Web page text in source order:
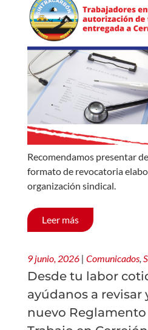
Recomendamos presentar
formato de revocatoria
organización sindical.
Leer más
9 junio, 2026 | Comunicados,
Desde tu labor
ayúdanos a revisar
nuevo